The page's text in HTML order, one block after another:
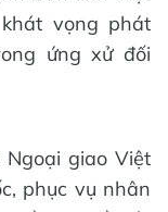
vọng phát
ứng xử đối
giao Việt
phục vụ nhân